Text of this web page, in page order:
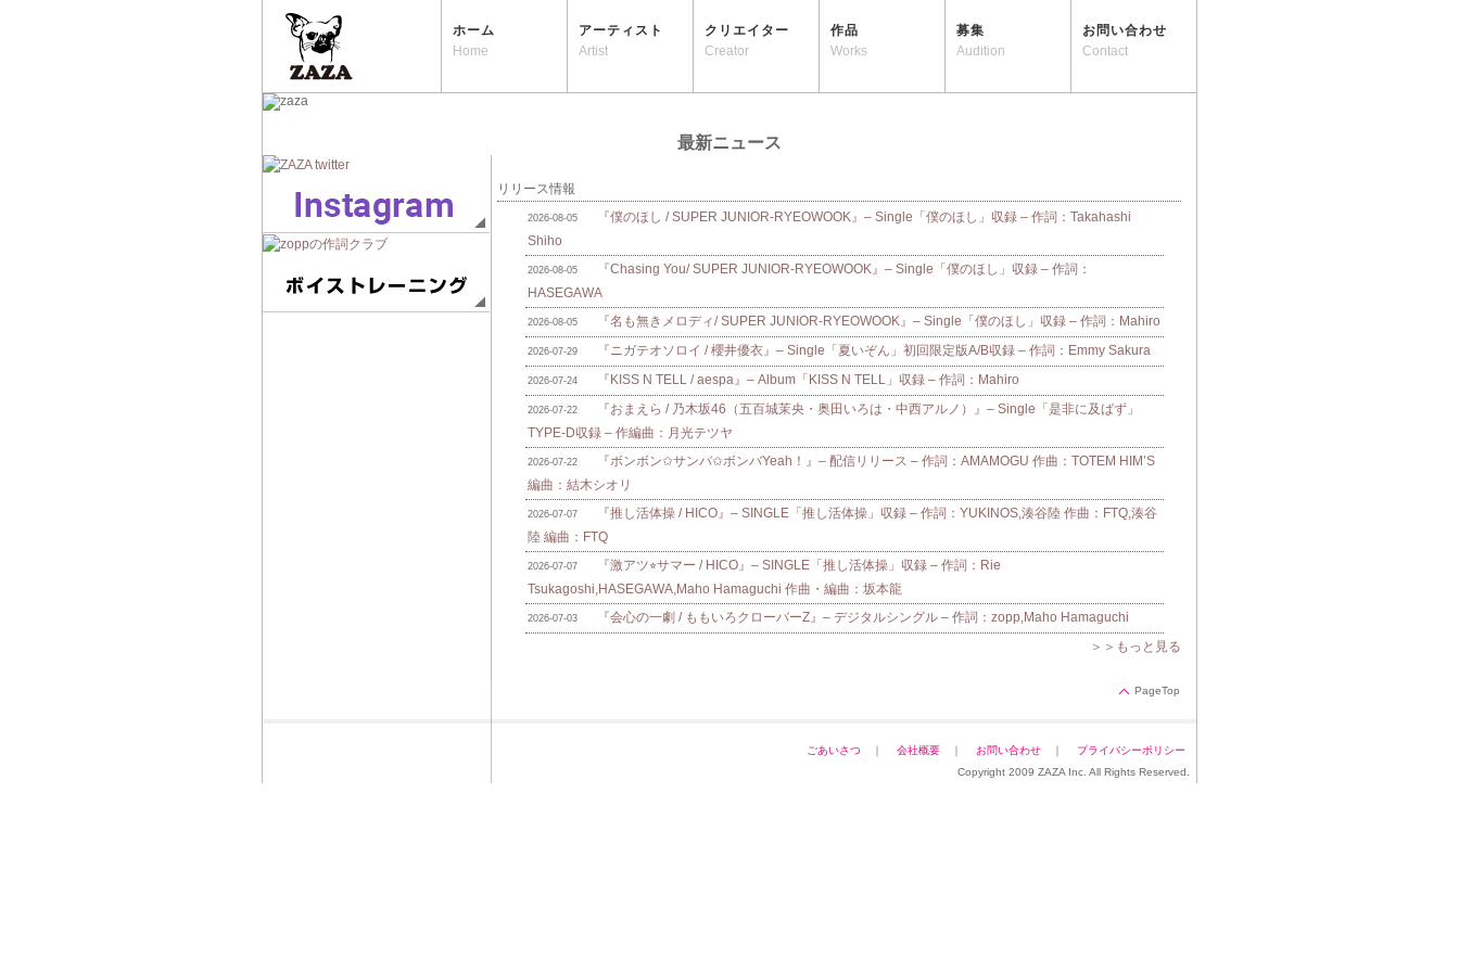
ホーム
Home
アーティスト
Artist
クリエイター
Creator
作品
Works
募集
Audition
お問い合わせ
Contact
最新ニュース
リリース情報
2026-08-05
『僕のほし / SUPER JUNIOR-RYEOWOOK』– Single「僕のほし」収録 – 作詞：Takahashi
Shiho
2026-08-05
『Chasing You/ SUPER JUNIOR-RYEOWOOK』– Single「僕のほし」収録 – 作詞：
HASEGAWA
2026-08-05 『名も無きメロディ/ SUPER JUNIOR-RYEOWOOK』– Single「僕のほし」収録 – 作詞：Mahiro
2026-07-29 『ニガテオソロイ / 櫻井優衣』– Single「夏いぞん」初回限定版A/B収録 – 作詞：Emmy Sakura
2026-07-24 『KISS N TELL / aespa』– Album「KISS N TELL」収録 – 作詞：Mahiro
2026-07-22
『おまえら / 乃木坂46（五百城茉央・奥田いろは・中西アルノ）』– Single「是非に及ばず」
TYPE-D収録 – 作編曲：月光テツヤ
2026-07-22
『ボンボン✩サンバ✩ボンバYeah！』– 配信リリース – 作詞：AMAMOGU 作曲：TOTEM HIM’S
編曲：結木シオリ
2026-07-07
『推し活体操 / HICO』– SINGLE「推し活体操」収録 – 作詞：YUKINOS,湊谷陸 作曲：FTQ,湊谷
陸 編曲：FTQ
2026-07-07
『激アツ⭐︎サマー / HICO』– SINGLE「推し活体操」収録 – 作詞：Rie
Tsukagoshi,HASEGAWA,Maho Hamaguchi 作曲・編曲：坂本龍
2026-07-03
『会心の一劇 / ももいろクローバーZ』– デジタルシングル – 作詞：zopp,Maho Hamaguchi
＞＞もっと見る
PageTop
ごあいさつ ｜ 会社概要 ｜ お問い合わせ ｜ プライバシーポリシー
Copyright 2009 ZAZA Inc. All Rights Reserved.